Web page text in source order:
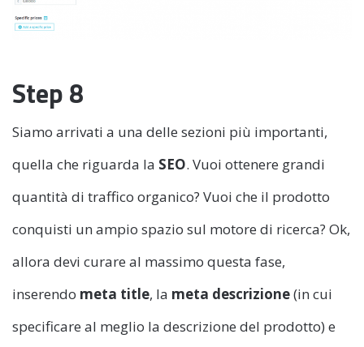
Step 8
Siamo arrivati a una delle sezioni più importanti,
quella che riguarda la SEO. Vuoi ottenere grandi
quantità di traffico organico? Vuoi che il prodotto
conquisti un ampio spazio sul motore di ricerca? Ok,
allora devi curare al massimo questa fase,
inserendo meta title, la meta descrizione(in cui
specificare al meglio la descrizione del prodotto) e